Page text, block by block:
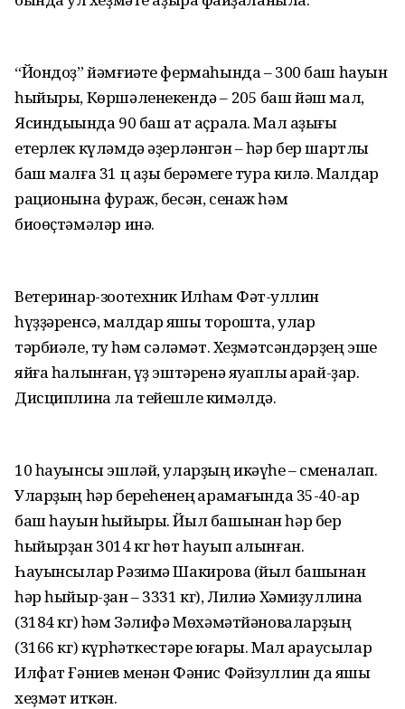
“Йондоҙ” йәмғиәте фермаһында – 300 баш һауын
һыйыры, Көршәленекендә – 205 баш йәш мал,
Ясиндыҡында 90 баш ат аҫрала. Мал аҙығы
етерлек күләмдә әҙерләнгән – һәр бер шартлы
баш малға 31 ц аҙыҡ берәмеге тура килә. Малдар
рационына фураж, бесән, сенаж һәм
биоөҫтәмәләр инә.
Ветеринар-зоотехник Илһам Фәт-ҡуллин
һүҙҙәренсә, малдар яҡшы торошта, улар
тәрбиәле, туҡ һәм сәләмәт. Хеҙмәтсәндәрҙең эше
яйға һалынған, үҙ эштәренә яуаплы ҡарай-ҙар.
Дисциплина ла тейешле кимәлдә.
10 һауынсы эшләй, уларҙың икәүһе – сменалап.
Уларҙың һәр береһенең ҡарамағында 35-40-ар
баш һауын һыйыры. Йыл башынан һәр бер
һыйырҙан 3014 кг һөт һауып алынған.
Һауынсылар Рәзимә Шакирова (йыл башынан
һәр һыйыр-ҙан – 3331 кг), Лилиә Хәмиҙуллина
(3184 кг) һәм Зәлифә Мөхәмәтйәноваларҙың
(3166 кг) күрһәткестәре юғары. Мал ҡараусылар
Илфат Ғәниев менән Фәнис Фәйзуллин да яҡшы
хеҙмәт иткән.